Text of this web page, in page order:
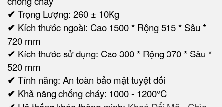
✔ Trọng Lượng: 260 ± 10Kg
✔ Kích thước ngoài: Cao 1500 * Rộng 515 * Sâu *
720 mm
✔ Kích thước sử dụng: Cao 300 * Rộng 370 * Sâu *
520 mm
✔ Tính năng: An toàn bảo mật tuyệt đối
✔ Khả năng chống cháy: 1000 - 1200°C